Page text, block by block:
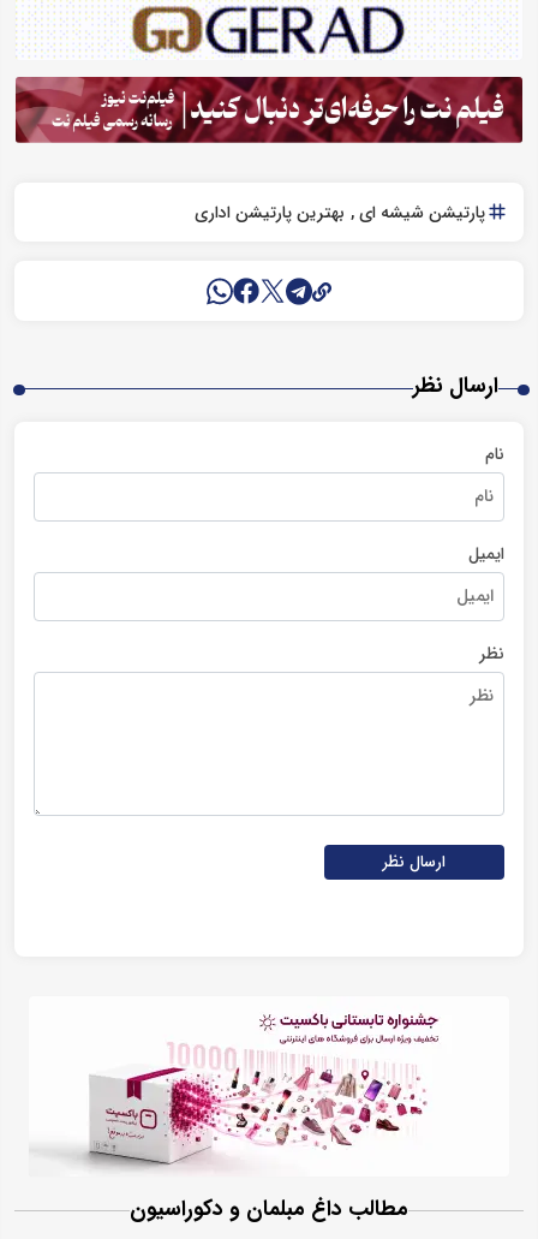
پارتیشن شیشه ای بهترین پارتیشن اداری
ارسال نظر
نام
ایمیل
نظر
ارسال نظر
مطالب داغ مبلمان و دکوراسیون